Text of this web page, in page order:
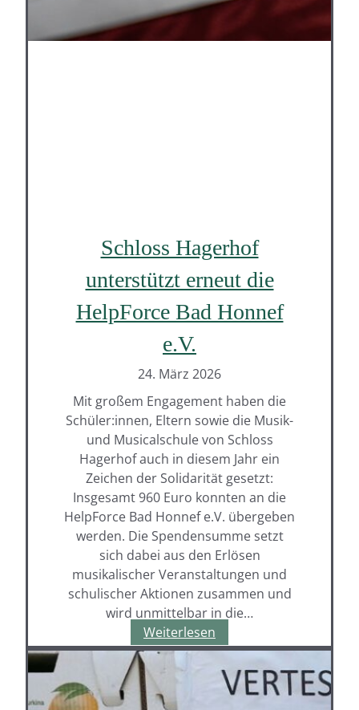
Schloss Hagerhof
unterstützt erneut die
HelpForce Bad Honnef
e.V.
24. März 2026
Mit großem Engagement haben die
Schüler:innen, Eltern sowie die Musik-
und Musicalschule von Schloss
Hagerhof auch in diesem Jahr ein
Zeichen der Solidarität gesetzt:
Insgesamt 960 Euro konnten an die
HelpForce Bad Honnef e.V. übergeben
werden. Die Spendensumme setzt
sich dabei aus den Erlösen
musikalischer Veranstaltungen und
schulischer Aktionen zusammen und
wird unmittelbar in die…
Weiterlesen
Hagerhof
unterstützt
erneut